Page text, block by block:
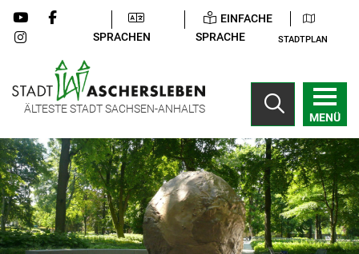
SPRACHEN
EINFACHE
SPRACHE
STADTPLAN
ÄLTESTE STADT SACHSEN-ANHALTS
MENÜ